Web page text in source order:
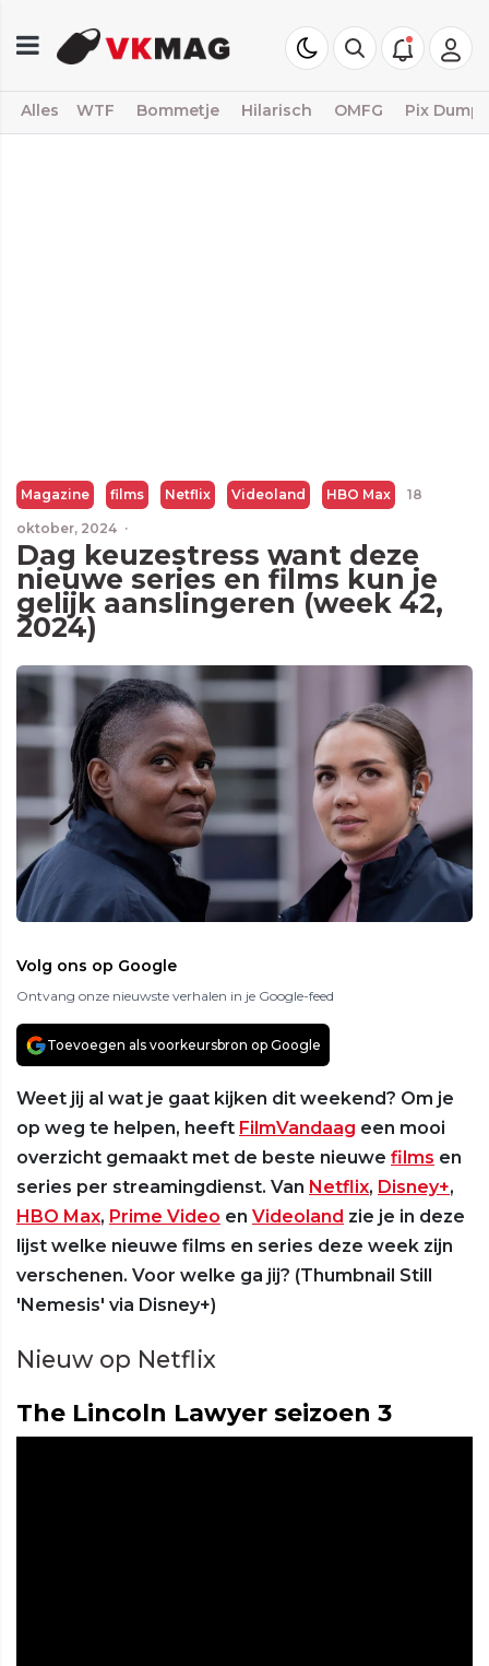
Alles WTF Bommetje Hilarisch OMFG Pix Dump
Magazine films Netflix Videoland HBO Max 18
oktober, 2024 ·
Dag keuzestress want deze
nieuwe series en films kun je
gelijk aanslingeren (week 42,
2024)
Volg ons op Google
Ontvang onze nieuwste verhalen in je Google-feed
Toevoegen als voorkeursbron op Google
Weet jij al wat je gaat kijken dit weekend? Om je
op weg te helpen, heeft FilmVandaag een mooi
overzicht gemaakt met de beste nieuwe films en
series per streamingdienst. Van Netflix, Disney+,
HBO Max, Prime Video en Videoland zie je in deze
lijst welke nieuwe films en series deze week zijn
verschenen. Voor welke ga jij? (Thumbnail Still
'Nemesis' via Disney+)
Nieuw op Netflix
The Lincoln Lawyer seizoen 3